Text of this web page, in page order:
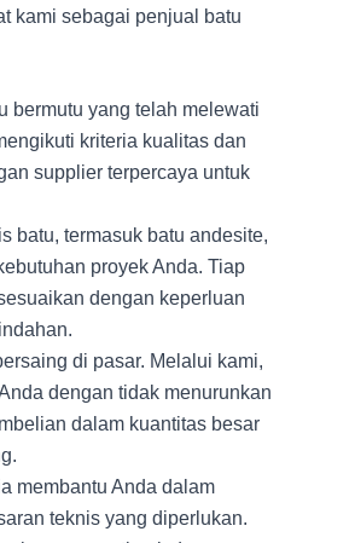
kami sebagai penjual batu
bermutu yang telah melewati
kriteria kualitas dan
supplier terpercaya untuk
batu, termasuk batu andesite,
proyek Anda. Tiap
dengan keperluan
di pasar. Melalui kami,
dengan tidak menurunkan
dalam kuantitas besar
membantu Anda dalam
teknis yang diperlukan.